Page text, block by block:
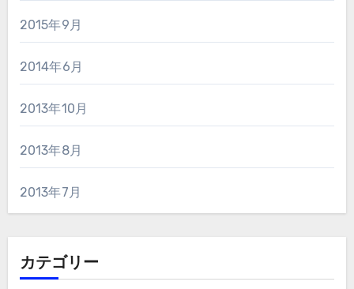
2015年9月
2014年6月
2013年10月
2013年8月
2013年7月
カテゴリー